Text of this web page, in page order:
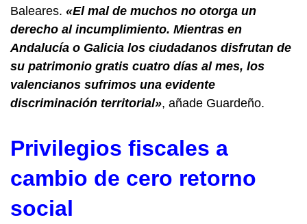
Baleares. «El mal de muchos no otorga un
derecho al incumplimiento. Mientras en
Andalucía o Galicia los ciudadanos disfrutan de
su patrimonio gratis cuatro días al mes, los
valencianos sufrimos una evidente
discriminación territorial», añade Guardeño.
Privilegios fiscales a
cambio de cero retorno
social